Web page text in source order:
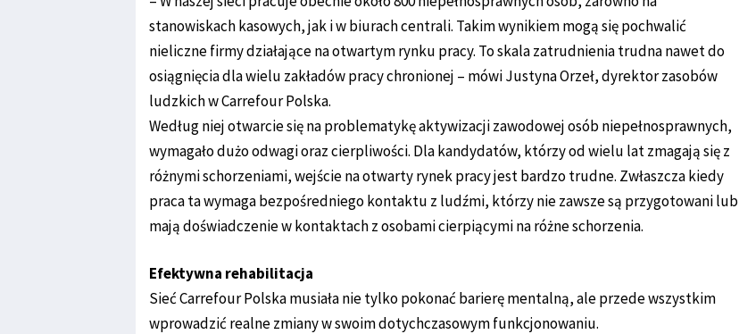
stanowiskach kasowych, jak i w biurach centrali. Takim wynikiem mogą się pochwalić
nieliczne firmy działające na otwartym rynku pracy. To skala zatrudnienia trudna nawet do
osiągnięcia dla wielu zakładów pracy chronionej – mówi Justyna Orzeł, dyrektor zasobów
ludzkich w Carrefour Polska.
Według niej otwarcie się na problematykę aktywizacji zawodowej osób niepełnosprawnych,
wymagało dużo odwagi oraz cierpliwości. Dla kandydatów, którzy od wielu lat zmagają się z
różnymi schorzeniami, wejście na otwarty rynek pracy jest bardzo trudne. Zwłaszcza kiedy
praca ta wymaga bezpośredniego kontaktu z ludźmi, którzy nie zawsze są przygotowani lub
mają doświadczenie w kontaktach z osobami cierpiącymi na różne schorzenia.
Efektywna rehabilitacja
Sieć Carrefour Polska musiała nie tylko pokonać barierę mentalną, ale przede wszystkim
wprowadzić realne zmiany w swoim dotychczasowym funkcjonowaniu.